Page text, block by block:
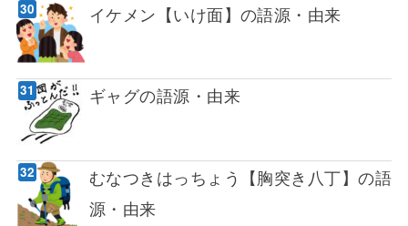
イケメン【いけ面】の語源・由来
ギャグの語源・由来
むなつきはっちょう【胸突き八丁】の語
源・由来